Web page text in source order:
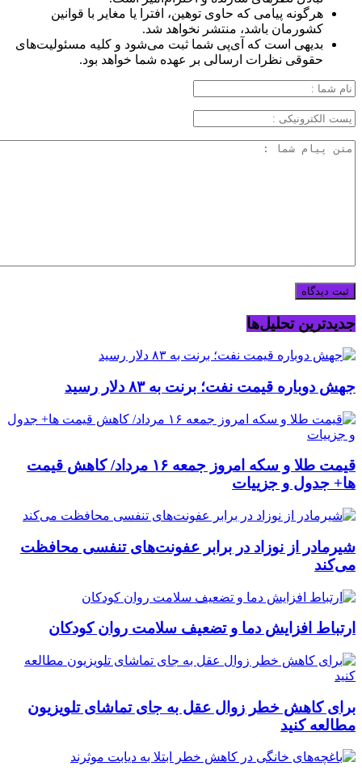
هرگونه پیامی که حاوی توهین، افترا یا مغایر با قوانین
کشورمان باشد، منتشر نخواهد شد.
بدیهی است که آی‌پی شما ثبت می‌شود و کلیه مسئولیت‌های
حقوقی نظرات ارسالی بر عهده شما خواهد بود.
جدیدترین تحلیل‌ها
جهش دوباره قیمت نفت؛ برنت به ۸۳ دلار رسید
قیمت طلا و سکه امروز جمعه ۱۶ مرداد/ کاهش قیمت
ها+ جدول و جزییات
شیرمادر از نوزاد در برابر عفونت‌های تنفسی محافظت
می‌کند
ارتباط افزایش دما و تضعیف سلامت روان کودکان
برای کاهش خطر زوال عقل به جای تماشای تلویزیون
مطالعه کنید